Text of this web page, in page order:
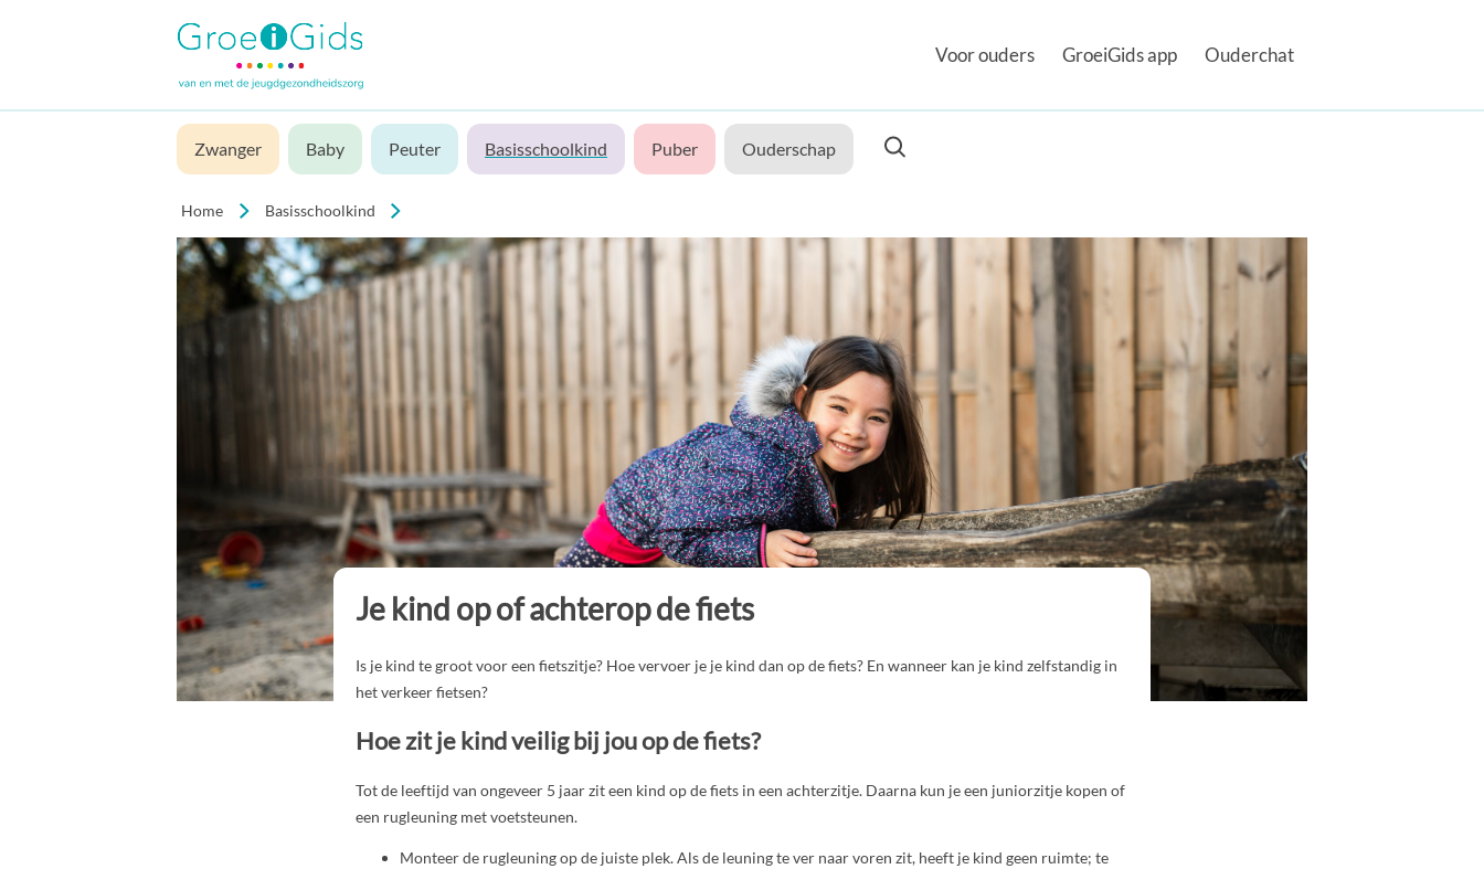
Voor ouders GroeiGids app Ouderchat
Zwanger Baby Peuter Basisschoolkind Puber Ouderschap
Home Basisschoolkind
Je kind op of achterop de fiets
Is je kind te groot voor een fietszitje? Hoe vervoer je je kind dan op de fiets? En wanneer kan je kind zelfstandig in
het verkeer fietsen?
Hoe zit je kind veilig bij jou op de fiets?
Tot de leeftijd van ongeveer 5 jaar zit een kind op de fiets in een achterzitje. Daarna kun je een juniorzitje kopen of
een rugleuning met voetsteunen.
Monteer de rugleuning op de juiste plek. Als de leuning te ver naar voren zit, heeft je kind geen ruimte; te